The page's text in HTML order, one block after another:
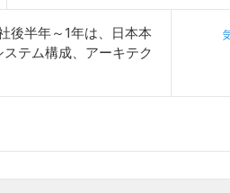
後半年～1年は、日本本
テム構成、アーキテク